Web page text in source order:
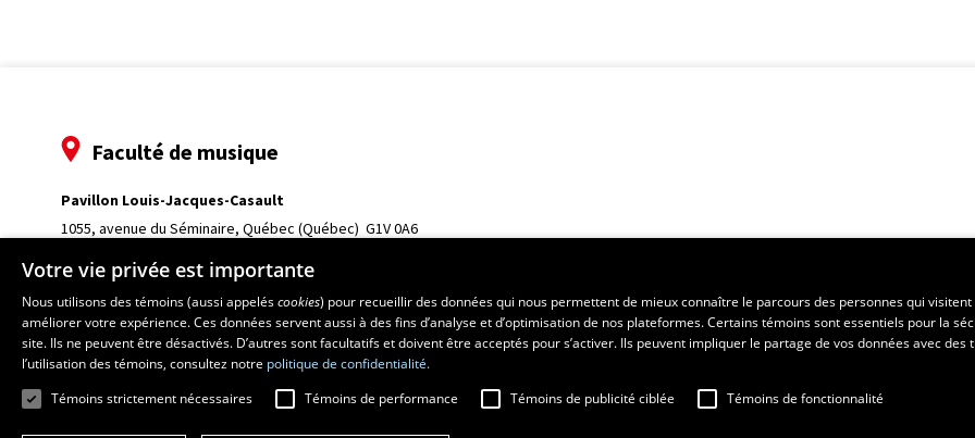
Faculté de musique
Pavillon Louis-Jacques-Casault
1055, avenue du Séminaire, Québec (Québec)  G1V 0A6
Votre vie privée est importante
Nous utilisons des témoins (aussi appeléscookies) pour recueillir des données qui nous permettent de mieux connaître le parcours des personnes qui
améliorer votre expérience. Ces données servent aussi à des fins d’analyse et d’optimisation de nos plateformes. Certains témoins sont essentiels pour la
site. Ils ne peuvent être désactivés. D’autres sont facultatifs et doivent être acceptés pour s’activer. Ils peuvent impliquer le partage de vos données avec des
l’utilisation des témoins, consultez notre politique de confidentialité.
Témoins strictement nécessaires
Témoins de performance Témoins de publicité ciblée Témoins de fonctionnalité